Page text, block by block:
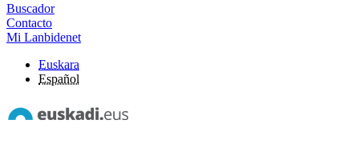
Buscador
Contacto
Mi Lanbidenet
Euskara
Español